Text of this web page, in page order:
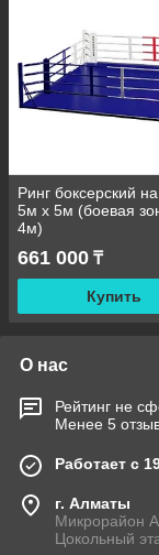
Ринг боксерский
5м х 5м (боевая
4м)
661 000 ₸
Купить
О нас
Рейтинг не
Менее 5
Работает с
г. Алматы
Микрорайон
Цокольный